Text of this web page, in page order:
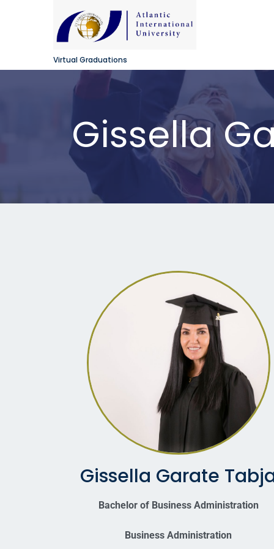
Virtual Graduations
Gissella
Gissella Garate
Bachelor of Business Administration
Business Administration